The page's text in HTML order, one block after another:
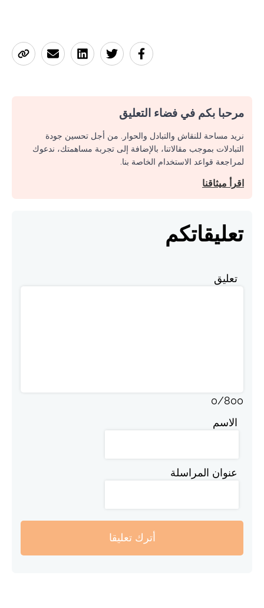
مرحبا بكم في فضاء التعليق
نريد مساحة للنقاش والتبادل والحوار. من أجل تحسين جودة
التبادلات بموجب مقالاتنا، بالإضافة إلى تجربة مساهمتك، ندعوك
لمراجعة قواعد الاستخدام الخاصة بنا.
اقرأ ميثاقنا
تعليقاتكم
تعليق
0/800
الاسم
عنوان المراسلة
أترك تعليقا